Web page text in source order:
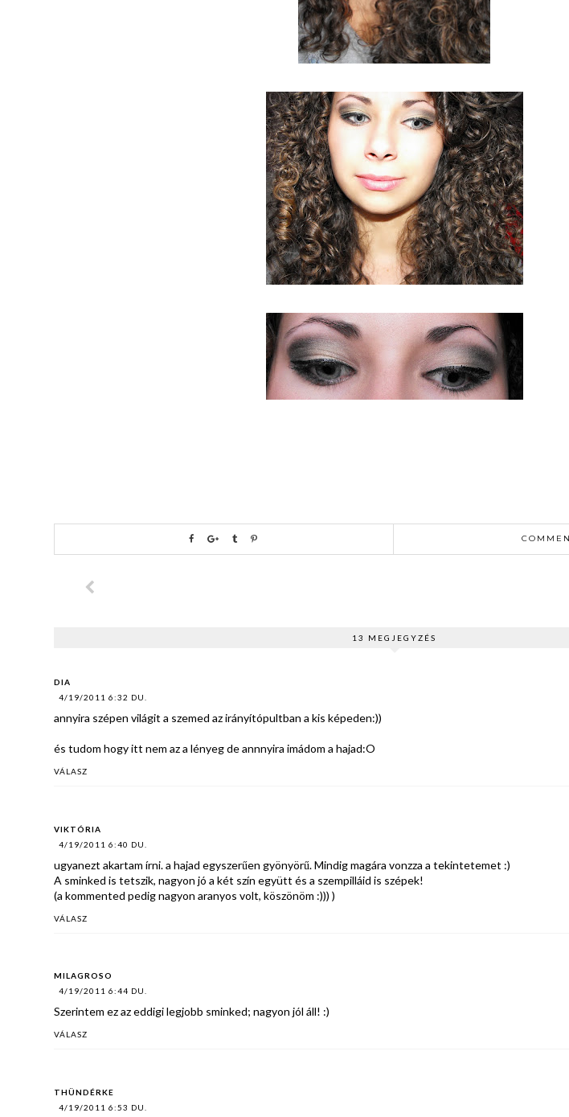
13 MEGJEGYZÉS
DIA
4/19/2011 6:32 DU.
annyira szépen világit a szemed az irányítópultban a kis képeden:))
és tudom hogy itt nem az a lényeg de annnyira imádom a hajad:O
VÁLASZ
VIKTÓRIA
4/19/2011 6:40 DU.
ugyanezt akartam írni. a hajad egyszerűen gyönyörű. Mindig magára vonzza a tekintetemet :)
A sminked is tetszik, nagyon jó a két szín együtt és a szempilláid is szépek!
(a kommented pedig nagyon aranyos volt, köszönöm :))) )
VÁLASZ
MILAGROSO
4/19/2011 6:44 DU.
Szerintem ez az eddigi legjobb sminked; nagyon jól áll! :)
VÁLASZ
THÜNDÉRKE
4/19/2011 6:53 DU.